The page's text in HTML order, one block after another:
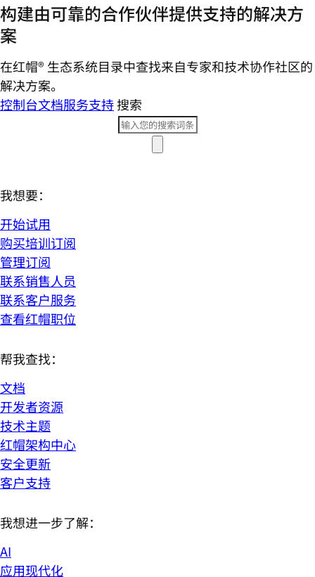
构建由可靠的合作伙伴提供支持的解决方
案
在红帽® 生态系统目录中查找来自专家和技术协作社区的
解决方案。
控制台文档服务支持搜索
我想要：
开始试用
购买培训订阅
管理订阅
联系销售人员
联系客户服务
查看红帽职位
帮我查找：
文档
开发者资源
技术主题
红帽架构中心
安全更新
客户支持
我想进一步了解：
AI
应用现代化